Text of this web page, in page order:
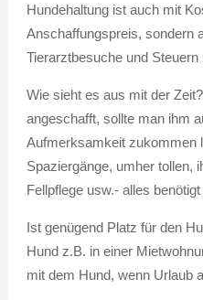
Hundehaltung ist auch mit
Anschaffungspreis, sondern
Tierarztbesuche und
Wie sieht es aus mit der
angeschafft, sollte man ihm
Aufmerksamkeit zukommen
Spaziergänge, umher tollen,
Fellpflege usw.- alles
Ist genügend Platz für den
Hund z.B. in einer
mit dem Hund, wenn Urlaub